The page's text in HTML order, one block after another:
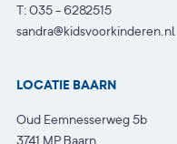
T:035 - 6282515
sandra@kidsvoorkinderen.nl
LOCATIE BAARN
Oud Eemnesserweg 5b
3741 MP Baarn